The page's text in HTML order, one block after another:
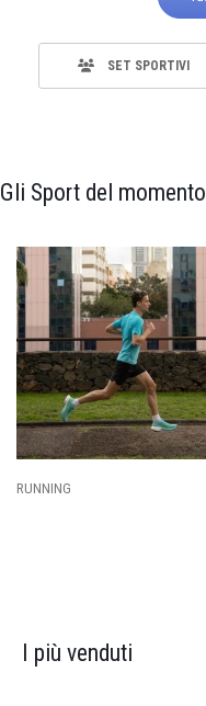
SET SPORTIVI
Gli Sport del momento
I più venduti